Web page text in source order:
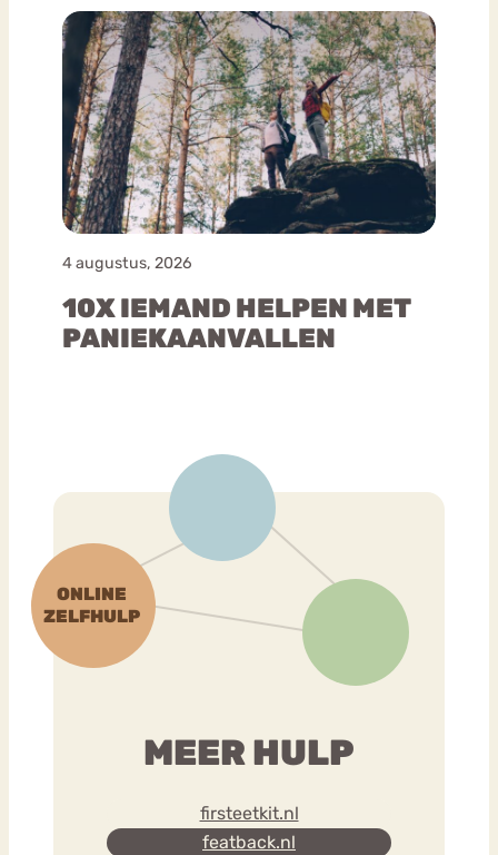
4 augustus, 2026
10X IEMAND HELPEN MET
PANIEKAANVALLEN
MEER HULP
firsteetkit.nl
featback.nl